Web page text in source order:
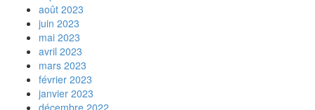
août 2023
juin 2023
mai 2023
avril 2023
mars 2023
février 2023
janvier 2023
décembre 2022